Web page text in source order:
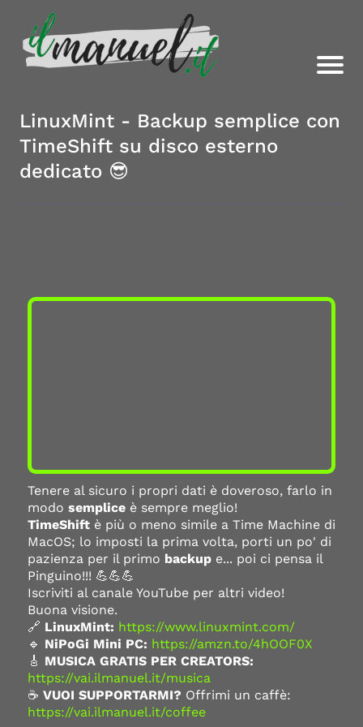
LinuxMint - Backup semplice con
TimeShift su disco esterno
dedicato 😎
Tenere al sicuro i propri dati è doveroso, farlo in
modo semplice è sempre meglio!
TimeShift è più o meno simile a Time Machine di
MacOS; lo imposti la prima volta, porti un po' di
pazienza per il primo backup e... poi ci pensa il
Pinguino!!! 💪💪💪
Iscriviti al canale YouTube per altri video!
Buona visione.
🔗 LinuxMint: https://www.linuxmint.com/
🔹 NiPoGi Mini PC: https://amzn.to/4hOOF0X
🎸 MUSICA GRATIS PER CREATORS:
https://vai.ilmanuel.it/musica
☕ VUOI SUPPORTARMI? Offrimi un caffè:
https://vai.ilmanuel.it/coffee